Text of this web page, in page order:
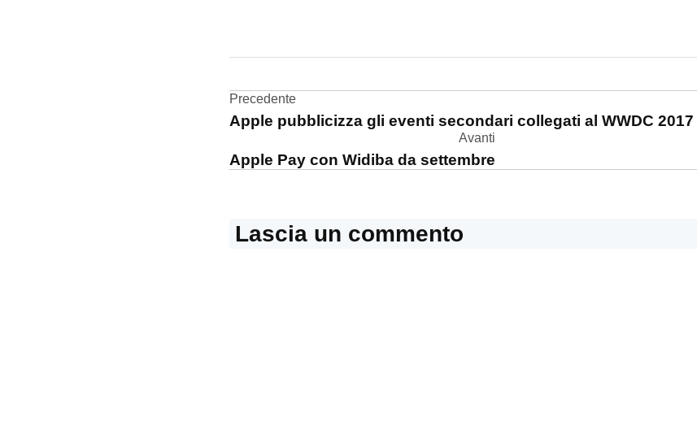
Pay
Wallet
Navigazione
Precedente
Apple pubblicizza gli eventi secondari collegati al WWDC 2017
Avanti
Apple Pay con Widiba da settembre
Lascia un commento